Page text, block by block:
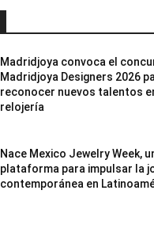
Madridjoya convoca el
Madridjoya Designers 2026
reconocer nuevos talentos
relojería
Nace Mexico Jewelry Week,
plataforma para impulsar la
contemporánea en